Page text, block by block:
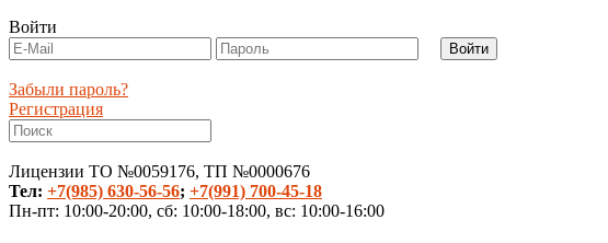
Войти
Забыли пароль?
Регистрация
Лицензии ТО №0059176, ТП №0000676
Тел: +7(985) 630-56-56; +7(991) 700-45-18
Пн-пт: 10:00-20:00, сб: 10:00-18:00, вс: 10:00-16:00